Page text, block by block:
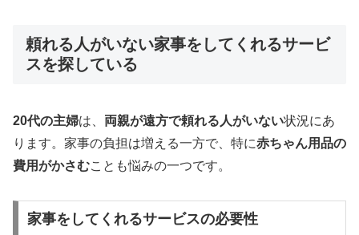
頼れる人がいない家事をしてくれるサービ
スを探している
20代の主婦は、 両親が遠方で頼れる人がいない状況にあ
ります。家事の負担は増える一方で、特に赤ちゃん用品の
費用がかさむことも悩みの一つです。
家事をしてくれるサービスの必要性